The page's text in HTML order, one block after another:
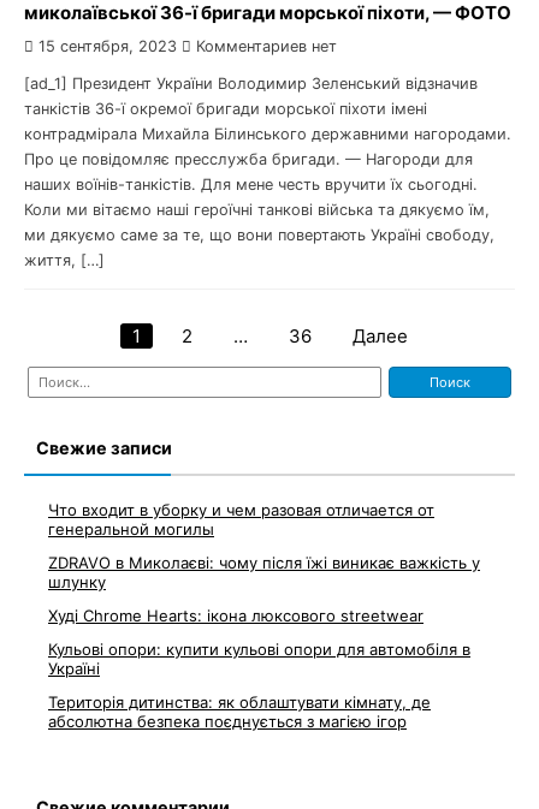
миколаївської 36-ї бригади морської піхоти, — ФОТО
15 сентября, 2023 Комментариев нет
[ad_1] Президент України Володимир Зеленський відзначив
танкістів 36-ї окремої бригади морської піхоти імені
контрадмірала Михайла Білинського державними нагородами.
Про це повідомляє пресслужба бригади. — Нагороди для
наших воїнів-танкістів. Для мене честь вручити їх сьогодні.
Коли ми вітаємо наші героїчні танкові війська та дякуємо їм,
ми дякуємо саме за те, що вони повертають Україні свободу,
життя, […]
Навигация
по
1 2 … 36 Далее
Найти:
Свежие записи
Что входит в уборку и чем разовая отличается от
генеральной могилы
ZDRAVO в Миколаєві: чому після їжі виникає важкість у
шлунку
Худі Chrome Hearts: ікона люксового streetwear
Кульові опори: купити кульові опори для автомобіля в
Україні
Територія дитинства: як облаштувати кімнату, де
абсолютна безпека поєднується з магією ігор